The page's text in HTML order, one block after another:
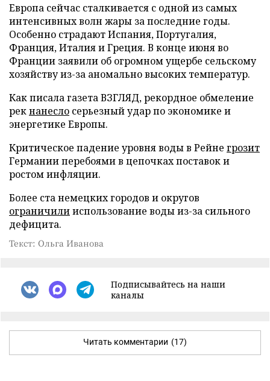
Европа сейчас сталкивается с одной из самых
интенсивных волн жары за последние годы.
Особенно страдают Испания, Португалия,
Франция, Италия и Греция. В конце июня во
Франции заявили об огромном ущербе сельскому
хозяйству из-за аномально высоких температур.
Как писала газета ВЗГЛЯД, рекордное обмеление
рекнанесло серьезный удар по экономике и
энергетике Европы.
Критическое падение уровня воды в Рейне грозит
Германии перебоями в цепочках поставок и
ростом инфляции.
Более ста немецких городов и округов
ограничилииспользование воды из-за сильного
дефицита.
Текст: Ольга Иванова
Подписывайтесь на наши
каналы
Читать комментарии (17)